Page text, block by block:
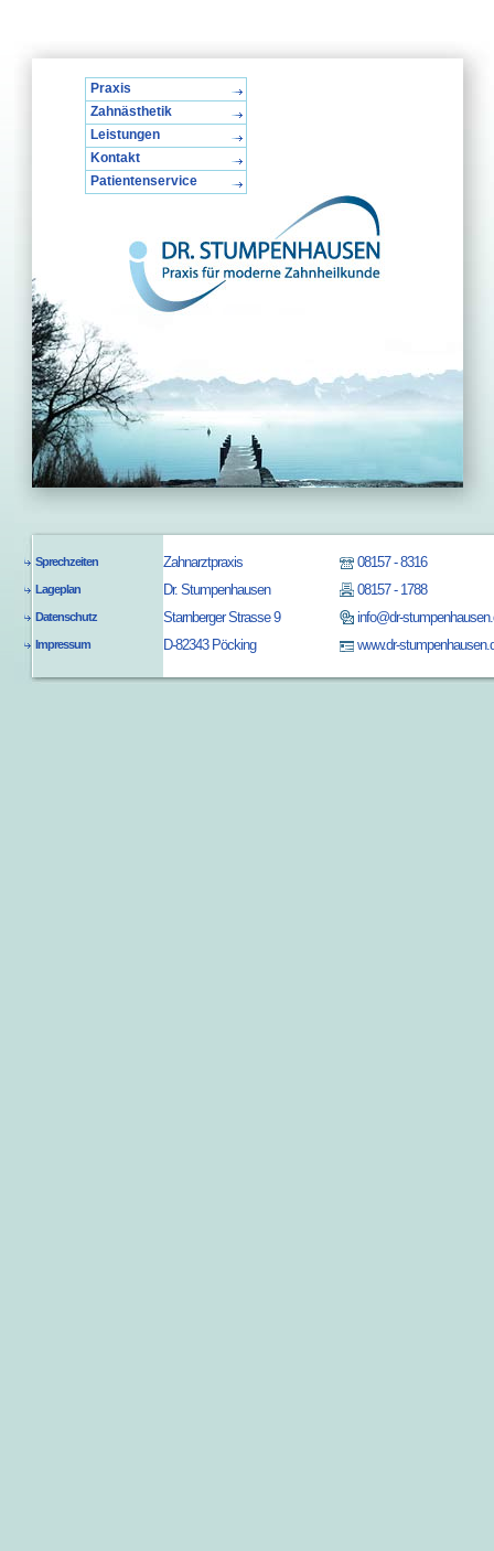
Praxis
Zahnästhetik
Leistungen
Kontakt
Patientenservice
Sprechzeiten
Lageplan
Datenschutz
Impressum
Zahnarztpraxis
Dr. Stumpenhausen
Starnberger Strasse 9
D-82343 Pöcking
08157 - 8316
08157 - 1788
info@dr-
www.dr-